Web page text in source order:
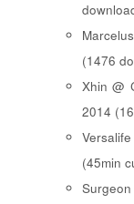
(1476
Xhin @
2014
(45min